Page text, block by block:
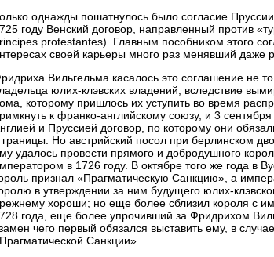
однажды пошатнулось было согласие
году Венский договор, направленный против
protestantes). Главным пособником этого
своей карьеры много раз менявший даже
Вильгельма касалось это соглашение не
юлих-клэвских владений, вследствие
которому пришлось их уступить во время
к франко-английскому союзу, и 3
и Пруссией договор, по которому они
границы. Но австрийский посол при берлинском
удалось провести прямого и добродушного
в 1726 году. В октябре того же года в
признал «Прагматическую Санкцию», а
в утверждении за ним будущего юлих-
хороши; но еще более сблизил короля с
года, еще более упрочивший за Фридрихом
чего первый обязался выставить ему, в
Санкции».